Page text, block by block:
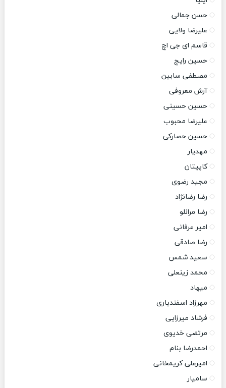
حسن جمالی
علیرضا ولایی
قاسم ای جی اچ
حسین رایج
مصطفی سابین
آرش معروفی
حسین حسینی
علیرضا محبوب
حسین حصارکی
مهدیار
کاپیتان
مجید رضوی
رضا رضانژاد
رضا مرانلو
امیر عرفانی
رضا صادقی
سعید شمس
محمد زینعلی
میهاد
مهرزاد اسفندیاری
فرشاد میرزایی
مرتضی خدیوی
احمدرضا بنام
امیرعلی کریمخانی
سامیار